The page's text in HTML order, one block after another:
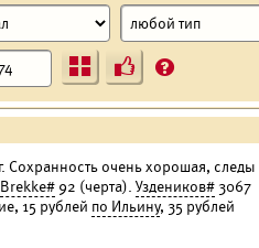
Ъ ?
Сохранность очень хорошая, следы
Brekke# 92 (черта). Уздеников#3067
15 рублей по Ильину, 35 рублей